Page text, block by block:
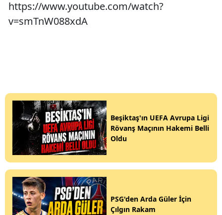
https://www.youtube.com/watch?
v=smTnW088xdA
Beşiktaş'ın UEFA Avrupa Ligi
Rövanş Maçının Hakemi Belli
Oldu
PSG'den Arda Güler İçin
Çılgın Rakam